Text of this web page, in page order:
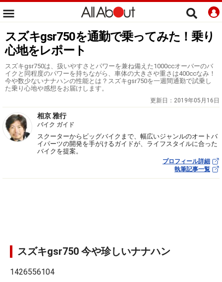
スズキgsr750を通勤で乗ってみた！乗り
心地をレポート
スズキgsr750は、扱いやすさとパワーを兼ね備えた1000ccオーバーのバ
イクと同程度のパワーを持ちながら、車体の大きさや重さは400ccなみ！
今や数少ないナナハンの性能とは？スズキgsr750を一週間通勤で試乗し
た乗り心地や感想をお届けします。
更新日： 2019年05月16日
相京 雅行
バイク ガイド
スクーターからビッグバイクまで、幅広いジャンルのオートバ
イパーツの開発を手がけるガイドが、ライフスタイルに合った
バイクを提案。
プロフィール詳細
執筆記事一覧
スズキgsr750 今や珍しいナナハン
1426556104